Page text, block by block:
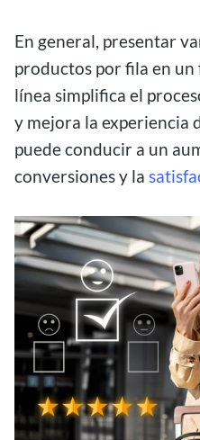
En general, presentar
productos por fila en
línea simplifica el
y mejora la experiencia
puede conducir a un
conversiones y la